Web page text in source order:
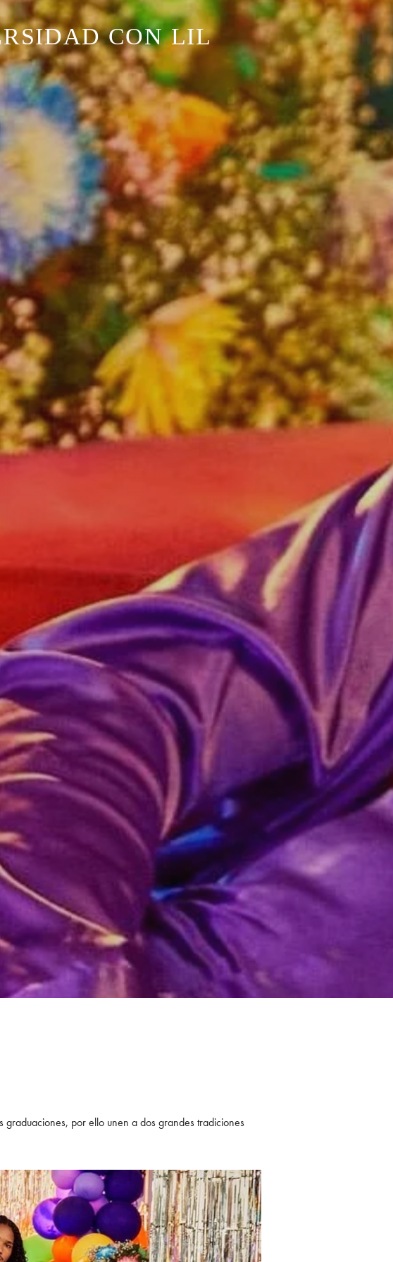
CON LIL
graduaciones, por ello unen a dos grandes tradiciones